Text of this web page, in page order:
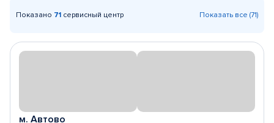
Показано 71 сервисный центр Показать все (71)
м. Автово